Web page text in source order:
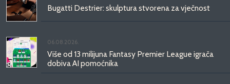
Bugatti Destrier: skulptura stvorena za vječnost
06.08.2026.
Više od 13 milijuna Fantasy Premier League igrača
dobiva AI pomoćnika